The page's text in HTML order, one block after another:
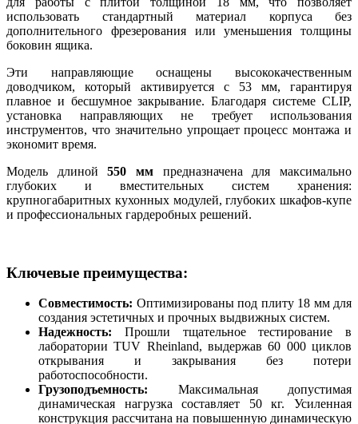
использовать стандартный материал корпуса без
дополнительного фрезерования или уменьшения толщины
боковин ящика.
Эти направляющие оснащены высококачественным
доводчиком, который активируется с 53 мм, гарантируя
плавное и бесшумное закрывание. Благодаря системе CLIP,
установка направляющих не требует использования
инструментов, что значительно упрощает процесс монтажа и
экономит время.
Модель длиной 550 мм предназначена для максимально
глубоких и вместительных систем хранения:
крупногабаритных кухонных модулей, глубоких шкафов-купе
и профессиональных гардеробных решений.
Ключевые преимущества:
Совместимость: Оптимизированы под плиту 18 мм для
создания эстетичных и прочных выдвижных систем.
Надежность: Прошли тщательное тестирование в
лаборатории TUV Rheinland, выдержав 60 000 циклов
открывания и закрывания без потери
работоспособности.
Грузоподъемность: Максимальная допустимая
динамическая нагрузка составляет 50 кг. Усиленная
конструкция рассчитана на повышенную динамическую